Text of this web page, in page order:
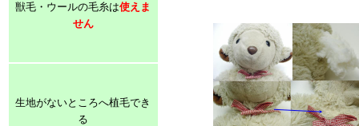
獣毛・ウールの毛糸は使えま
せん
生地がないところへ植毛でき
る